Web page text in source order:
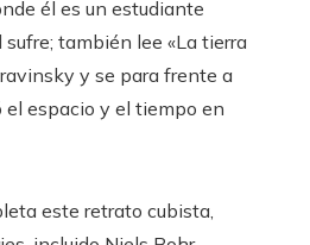
él es un estudiante
también lee «La tierra
y se para frente a
el espacio y el tiempo en
este retrato cubista,